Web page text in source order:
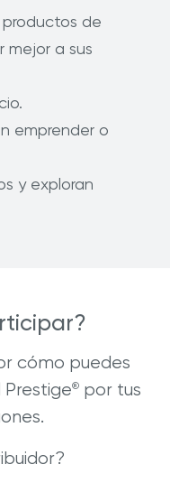
de
mejor a sus
emprender o
y exploran
cómo puedes
®por tus